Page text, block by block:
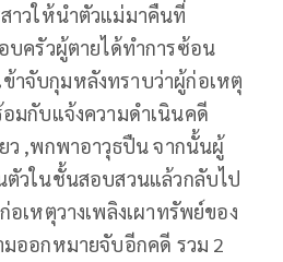
าวให้นำตัวแม่มาคืนที่
บครัวผู้ตายได้ทำการซ้อน
าจับกุมหลังทราบว่าผู้ก่อเหตุ
มกับแจ้งความดำเนินคดี
ว ,พกพาอาวุธปืน จากนั้นผู้
ตัวในชั้นสอบสวนแล้วกลับไป
เหตุวางเพลิงเผาทรัพย์ของ
ออกหมายจับอีกคดี รวม 2